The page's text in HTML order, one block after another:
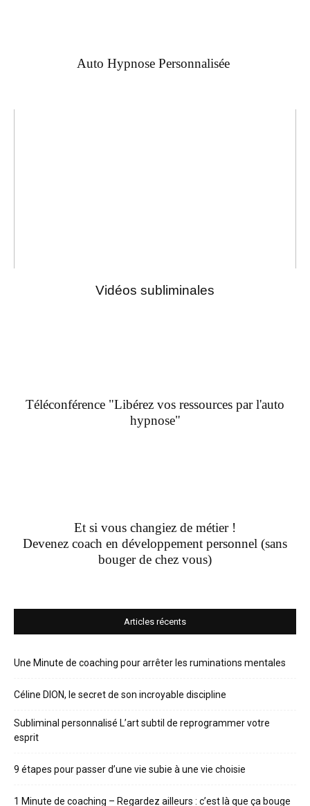
Auto Hypnose Personnalisée
Vidéos subliminales
Téléconférence "Libérez vos ressources par l'auto
hypnose"
Et si vous changiez de métier !
Devenez coach en développement personnel (sans
bouger de chez vous)
Articles récents
Une Minute de coaching pour arrêter les ruminations mentales
Céline DION, le secret de son incroyable discipline
Subliminal personnalisé L’art subtil de reprogrammer votre
esprit
9 étapes pour passer d’une vie subie à une vie choisie
1 Minute de coaching – Regardez ailleurs : c’est là que ça bouge